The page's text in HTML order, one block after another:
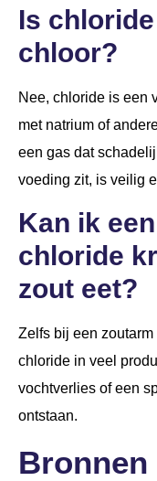
Is
chloor?
Nee, chloride is een
met natrium of
een gas dat
voeding zit, is veilig
Kan ik
chloride
zout eet?
Zelfs bij een
chloride in veel
vochtverlies of een
ontstaan.
Bronnen